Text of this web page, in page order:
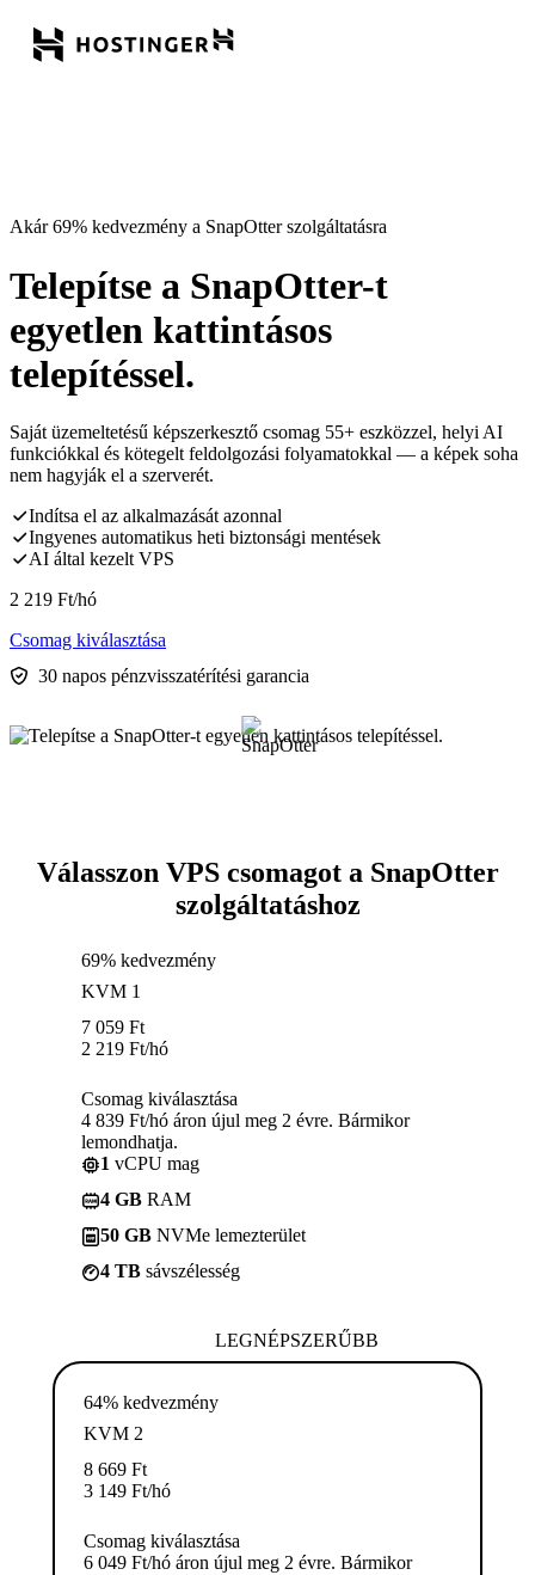
Akár 69% kedvezmény a SnapOtter szolgáltatásra
Telepítse a SnapOtter-t
egyetlen kattintásos
telepítéssel.
Saját üzemeltetésű képszerkesztő csomag 55+ eszközzel, helyi AI
funkciókkal és kötegelt feldolgozási folyamatokkal — a képek soha
nem hagyják el a szerverét.
Indítsa el az alkalmazását azonnal
Ingyenes automatikus heti biztonsági mentések
AI által kezelt VPS
2 219 Ft/hó
Csomag kiválasztása
30 napos pénzvisszatérítési garancia
Válasszon VPS csomagot a SnapOtter
szolgáltatáshoz
69% kedvezmény
KVM 1
7 059 Ft
2 219 Ft/hó
Csomag kiválasztása
4 839 Ft/hó áron újul meg 2 évre. Bármikor
lemondhatja.
1 vCPU mag
4 GB RAM
50 GB NVMe lemezterület
4 TB sávszélesség
LEGNÉPSZERŰBB
64% kedvezmény
KVM 2
8 669 Ft
3 149 Ft/hó
Csomag kiválasztása
6 049 Ft/hó áron újul meg 2 évre. Bármikor